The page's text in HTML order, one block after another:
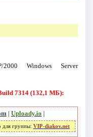
2000 Windows Server
7314 (132,1 МБ):
| Uploady.io |
для группы: VIP-diakov.net